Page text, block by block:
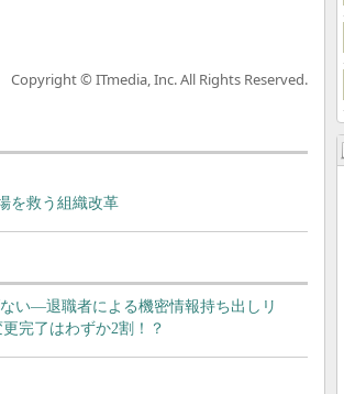
Copyright © ITmedia, Inc. All Rights Reserved.
を救う組織改革
い―退職者による機密情報持ち出しリ
完了はわずか2割！？